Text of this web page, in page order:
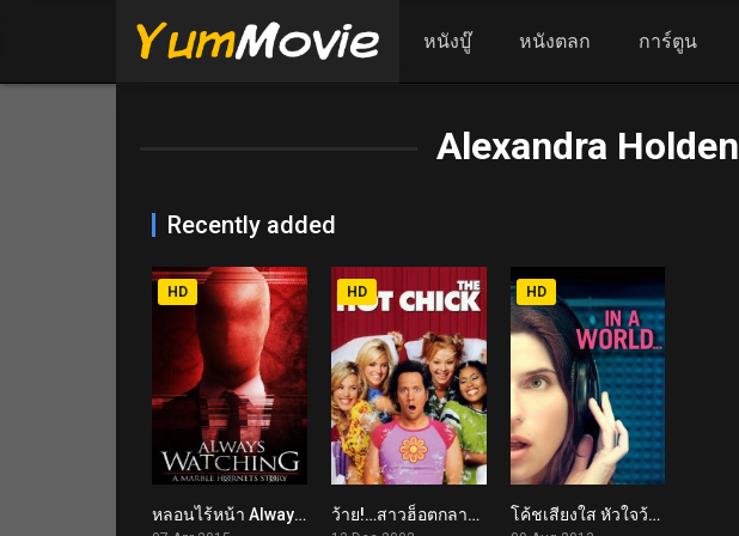
หนังบู๊ หนังตลก การ์ตูน
Alexandra Holden
Recently added
4.7
HD
หลอนไร้หน้า Always Watching: A Marble Hornets Story (2015) 5.5
HD
ว้าย!…สาวฮ็อตกลายเป็นนายเห่ย The Hot Chick (2002) 6.7
HD
โค้ชเสียงใส หัวใจว้าวุ่น In a World… (2013)